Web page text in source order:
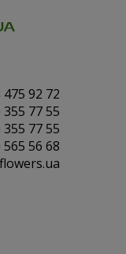
475 92 72
355 77 55
355 77 55
565 56 68